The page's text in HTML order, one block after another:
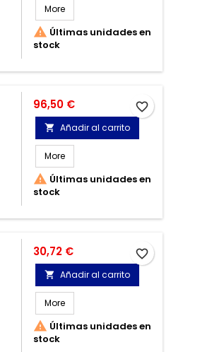
More
 Últimas unidades en
stock
Precio
96,50 €
 Añadir al carrito
More
 Últimas unidades en
stock
favorite_border
Precio
30,72 €
 Añadir al carrito
More
 Últimas unidades en
stock
favorite_border